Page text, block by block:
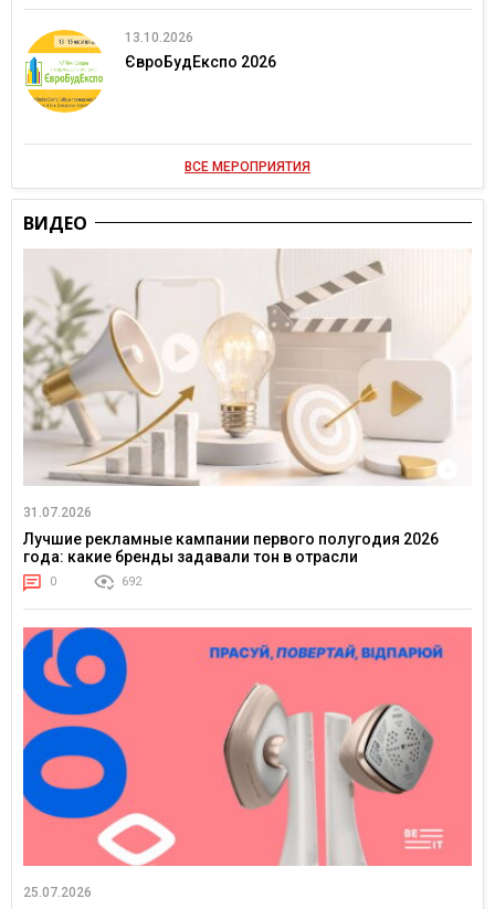
13.10.2026
ЄвроБудЕкспо 2026
ВСЕ МЕРОПРИЯТИЯ
ВИДЕО
31.07.2026
Лучшие рекламные кампании первого полугодия 2026
года: какие бренды задавали тон в отрасли
0 692
25.07.2026